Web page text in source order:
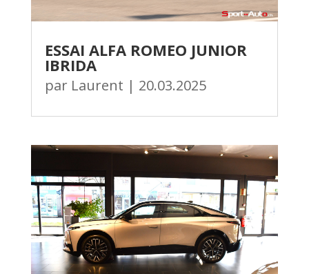
ESSAI ALFA ROMEO JUNIOR
IBRIDA
par Laurent | 20.03.2025